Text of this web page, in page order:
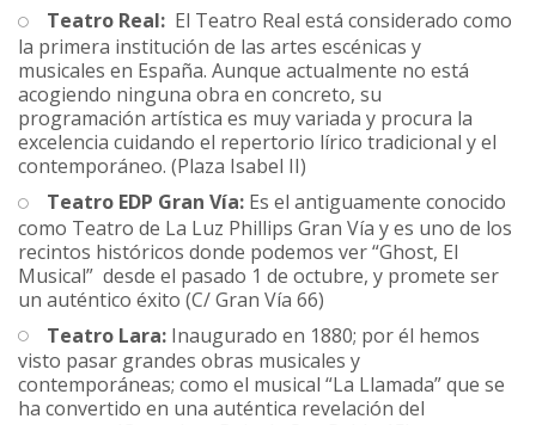
Teatro Real: El Teatro Real está considerado como
la primera institución de las artes escénicas y
musicales en España. Aunque actualmente no está
acogiendo ninguna obra en concreto, su
programación artística es muy variada y procura la
excelencia cuidando el repertorio lírico tradicional y el
contemporáneo. (Plaza Isabel II)
Teatro EDP Gran Vía: Es el antiguamente conocido
como Teatro de La Luz Phillips Gran Vía y es uno de los
recintos históricos donde podemos ver “Ghost, El
Musical” desde el pasado 1 de octubre, y promete ser
un auténtico éxito (C/ Gran Vía 66)
Teatro Lara: Inaugurado en 1880; por él hemos
visto pasar grandes obras musicales y
contemporáneas; como el musical “La Llamada” que se
ha convertido en una auténtica revelación del